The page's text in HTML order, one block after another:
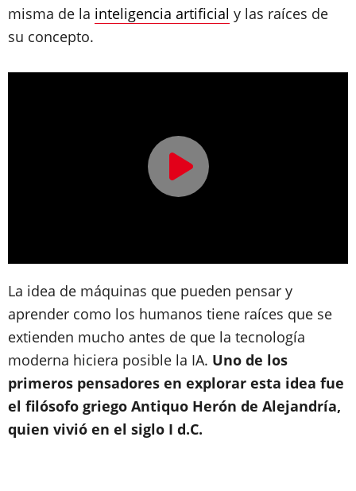
misma de la inteligencia artificial y las raíces de
su concepto.
La idea de máquinas que pueden pensar y
aprender como los humanos tiene raíces que se
extienden mucho antes de que la tecnología
moderna hiciera posible la IA. Uno de los
primeros pensadores en explorar esta idea fue
el filósofo griego Antiquo Herón de Alejandría,
quien vivió en el siglo I d.C.